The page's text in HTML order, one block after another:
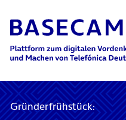
Main Navigation
Gründerfrühstück: